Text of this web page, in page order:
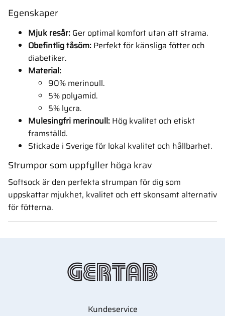
Egenskaper
Mjuk resår: Ger optimal komfort utan att strama.
Obefintlig tåsöm: Perfekt för känsliga fötter och
diabetiker.
Material:
90% merinoull.
5% polyamid.
5% lycra.
Mulesingfri merinoull: Hög kvalitet och etiskt
framställd.
Stickade i Sverige för lokal kvalitet och hållbarhet.
Strumpor som uppfyller höga krav
Softsock är den perfekta strumpan för dig som
uppskattar mjukhet, kvalitet och ett skonsamt alternativ
för fötterna.
Kundeservice